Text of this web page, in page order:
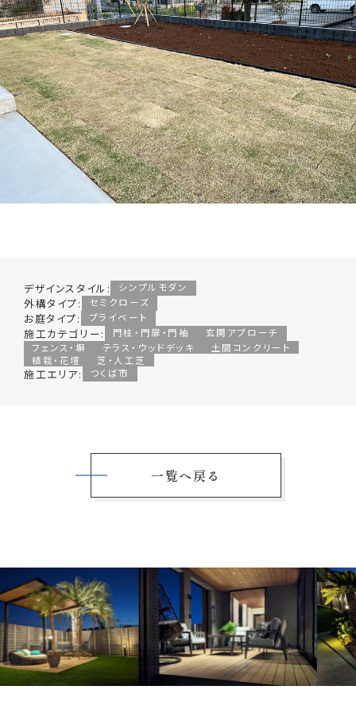
デザインスタイル: シンプルモダン
外構タイプ: セミクローズ
お庭タイプ: プライベート
施工カテゴリー: 門柱・門扉・門袖
玄関アプローチ
フェンス・塀
テラス・ウッドデッキ
土間コンクリート
植栽・花壇
芝・人工芝
施工エリア: つくば市
一覧へ戻る